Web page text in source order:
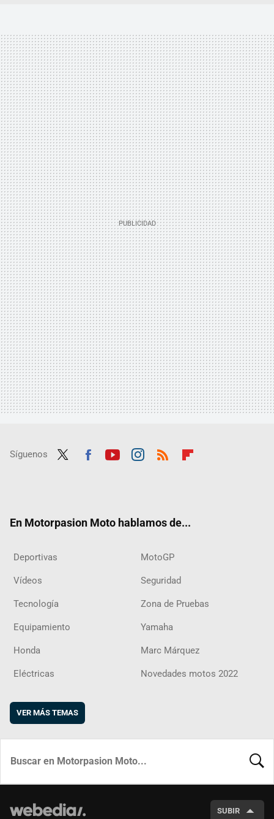
Síguenos
En Motorpasion Moto hablamos de...
Deportivas MotoGP
Vídeos Seguridad
Tecnología Zona de Pruebas
Equipamiento Yamaha
Honda Marc Márquez
Eléctricas Novedades motos 2022
VER MÁS TEMAS
SUBIR